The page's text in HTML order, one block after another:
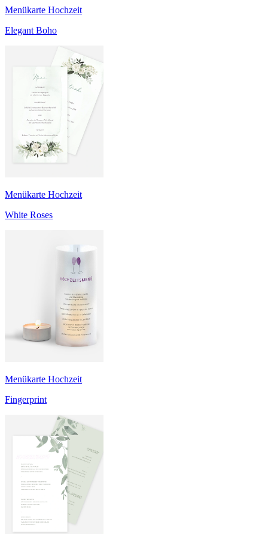
Menükarte Hochzeit
Elegant Boho
Menükarte Hochzeit
White Roses
Menükarte Hochzeit
Fingerprint